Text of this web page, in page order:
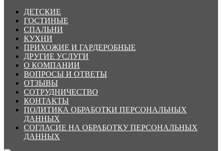
ДЕТСКИЕ
ГОСТИНЫЕ
СПАЛЬНИ
КУХНИ
ПРИХОЖИЕ И ГАРДЕРОБНЫЕ
ДРУГИЕ УСЛУГИ
О КОМПАНИИ
ВОПРОСЫ И ОТВЕТЫ
ОТЗЫВЫ
СОТРУДНИЧЕСТВО
КОНТАКТЫ
ПОЛИТИКА ОБРАБОТКИ ПЕРСОНАЛЬНЫХ
ДАННЫХ
СОГЛАСИЕ НА ОБРАБОТКУ ПЕРСОНАЛЬНЫХ
ДАННЫХ